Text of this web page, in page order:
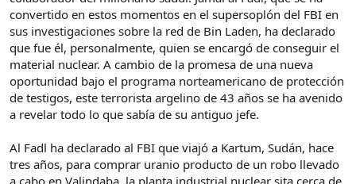
convertido en estos momentos en el supersoplón del FBI en
sus investigaciones sobre la red de Bin Laden, ha declarado
que fue él, personalmente, quien se encargó de conseguir el
material nuclear. A cambio de la promesa de una nueva
oportunidad bajo el programa norteamericano de protección
de testigos, este terrorista argelino de 43 años se ha avenido
a revelar todo lo que sabía de su antiguo jefe.
Al Fadl ha declarado al FBI que viajó a Kartum, Sudán, hace
tres años, para comprar uranio producto de un robo llevado